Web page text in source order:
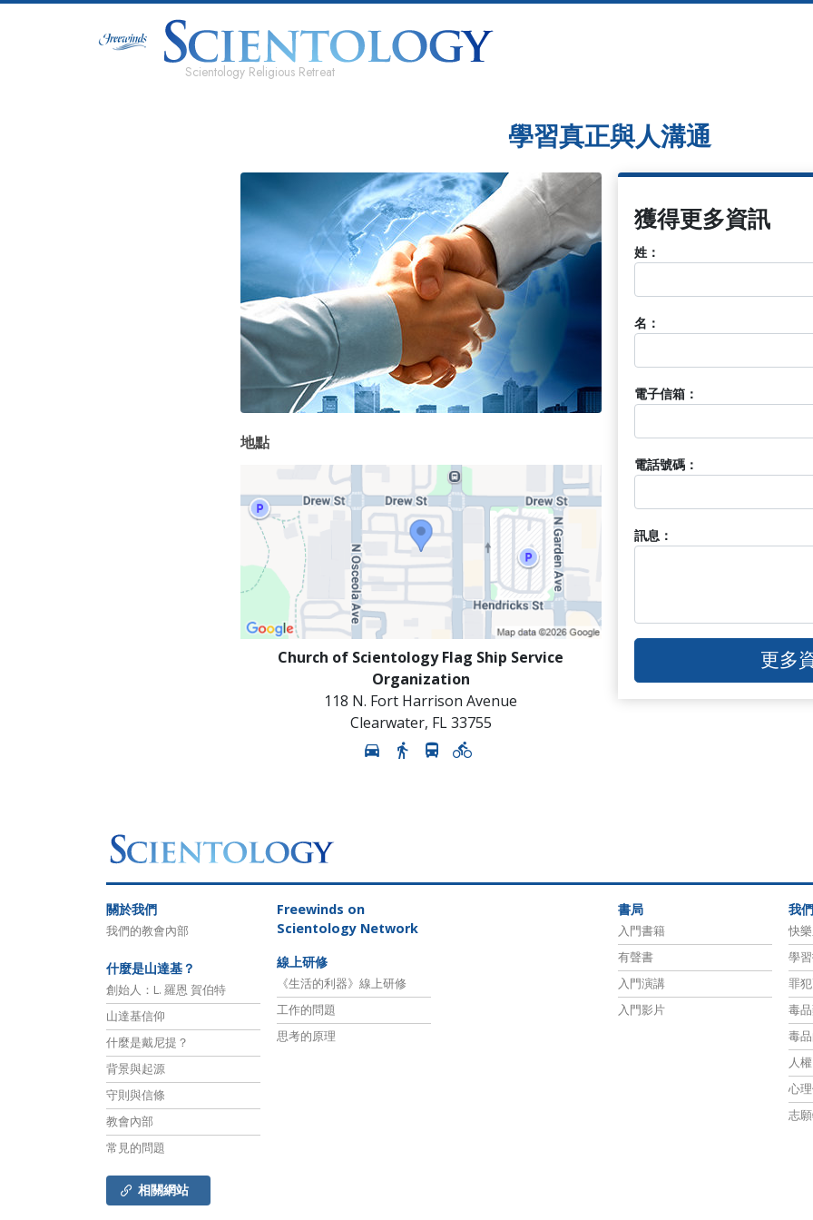
Scientology Religious Retreat
學習真正與人溝通
地點
Church of Scientology Flag Ship Service
Organization
118 N. Fort Harrison Avenue
Clearwater, FL33755
獲得更多資訊
姓：
名：
電子信箱：
電話號碼：
訊息：
更多
關於我們
我們的教會內部
什麼是山達基？
創始人：L. 羅恩 賀伯特
山達基信仰
什麼是戴尼提？
背景與起源
守則與信條
教會內部
常見的問題
Freewinds on
Scientology Network
線上研修
《生活的利器》線上研修
工作的問題
思考的原理
書局
入門書籍
有聲書
入門演講
入門影片
我
快
學
罪
毒
毒
人權
心
志
相關網站